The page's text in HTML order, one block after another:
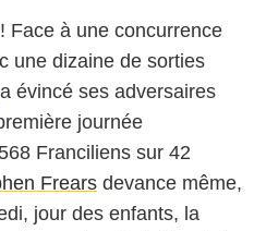
Face à une concurrence
une dizaine de sorties
a évincé ses adversaires
journée
Franciliens sur 42
Frears devance même,
jour des enfants, la